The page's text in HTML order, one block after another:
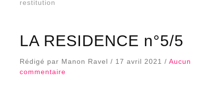
restitution
LA RESIDENCE n°5/5
Rédigé par Manon Ravel / 17 avril 2021 / Aucun
commentaire